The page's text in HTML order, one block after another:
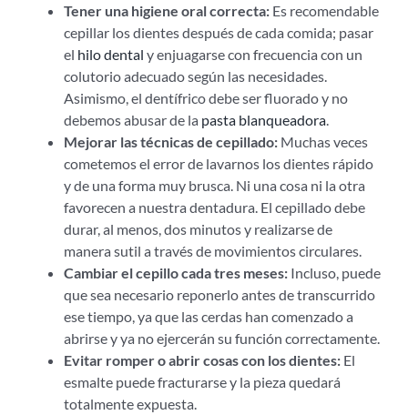
Tener una higiene oral correcta: Es recomendable
cepillar los dientes después de cada comida; pasar
el hilo dental y enjuagarse con frecuencia con un
colutorio adecuado según las necesidades.
Asimismo, el dentífricodebe ser fluorado y no
debemos abusar de la pasta blanqueadora
Mejorar las técnicas de cepillado: Muchas veces
cometemos el error de lavarnos los dientes rápido
y de una forma muy brusca. Ni una cosa ni la otra
favorecen a nuestra dentadura. El cepillado debe
durar, al menos, dos minutos y realizarse de
manera sutil a través de movimientos circulares.
Cambiar el cepillo cada tres meses: Incluso, puede
que sea necesario reponerlo antes de transcurrido
ese tiempo, ya que las cerdas han comenzado a
abrirse y ya no ejercerán su función correctamente.
Evitar romper o abrir cosas con los dientes: El
esmalte puede fracturarse y la pieza quedará
totalmente expuesta.